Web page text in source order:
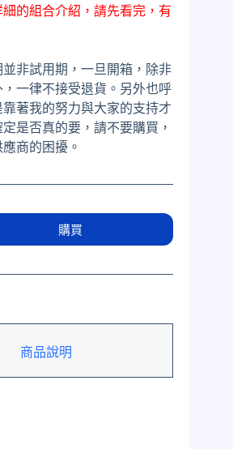
的組合介紹，請先看完，有
非試用期，一旦開箱，除非
一律不接受退貨。另外也呼
著我的努力與大家的支持才
是否真的要，請不要購買，
商的困擾。
購買
商品說明